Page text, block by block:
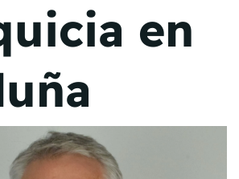
en